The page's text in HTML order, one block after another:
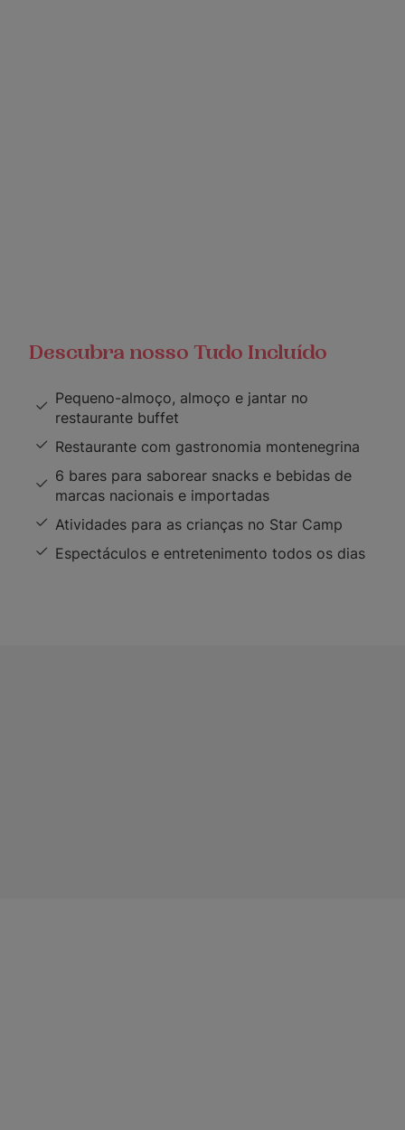
Descubra nosso Tudo Incluído
Pequeno-almoço, almoço e jantar no
restaurante buffet
Restaurante com gastronomia montenegrina
6 bares para saborear snacks e bebidas de
marcas nacionais e importadas
Atividades para as crianças no Star Camp
Espectáculos e entretenimento todos os dias